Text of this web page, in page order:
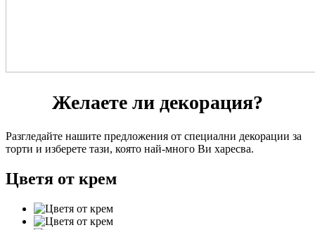
Желаете ли декорация?
Разгледайте нашите предложения от специални декорации за
торти и изберете тази, която най-много Ви харесва.
Цветя от крем